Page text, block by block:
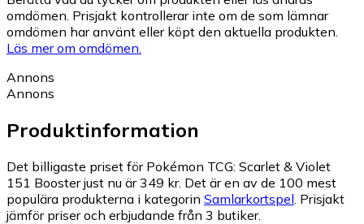
omdömen. Prisjakt kontrollerar inte om de som lämnar
omdömen har använt eller köpt den aktuella produkten.
Läs mer om omdömen.
Annons
Annons
Produktinformation
Det billigaste priset för Pokémon TCG: Scarlet & Violet
151 Booster just nu är 349 kr. Det är en av de 100 mest
populära produkterna i kategorin Samlarkortspel. Prisjakt
jämför priser och erbjudande från 3 butiker.